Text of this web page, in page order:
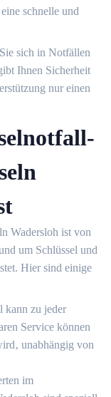
schnelle und
sich in Notfällen
Ihnen Sicherheit
nur einen
Wadersloh ist von
um Schlüssel und
Hier sind einige
kann zu jeder
Service können
unabhängig von
im